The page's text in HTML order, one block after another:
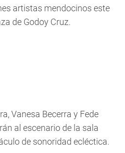
artistas mendocinos este
de Godoy Cruz.
Vanesa Becerra y Fede
al escenario de la sala
de sonoridad ecléctica.